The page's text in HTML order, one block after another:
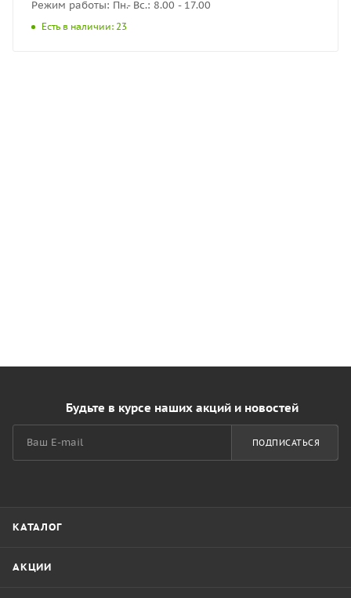
Режим работы: Пн.- Вс.: 8.00 - 17.00
Есть в наличии: 23
Будьте в курсе наших акций и новостей
ПОДПИСАТЬСЯ
КАТАЛОГ
АКЦИИ